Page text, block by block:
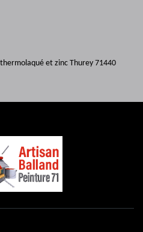
et zinc Thurey 71440